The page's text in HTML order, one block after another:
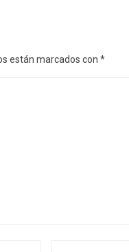
están marcados con *